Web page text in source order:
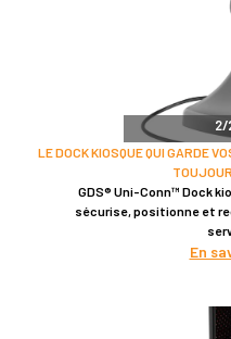
2/
LE DOCK KIOSQUE QUI GARDE
GDS® Uni-Conn™ Dock
sécurise, positionne et
En